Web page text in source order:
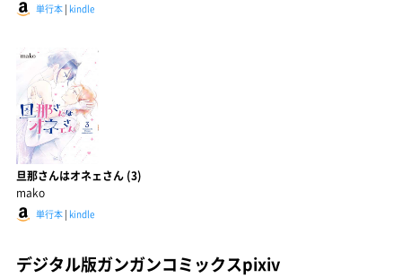
単行本 | kindle
旦那さんはオネェさん (3)
mako
単行本 | kindle
デジタル版ガンガンコミックスpixiv